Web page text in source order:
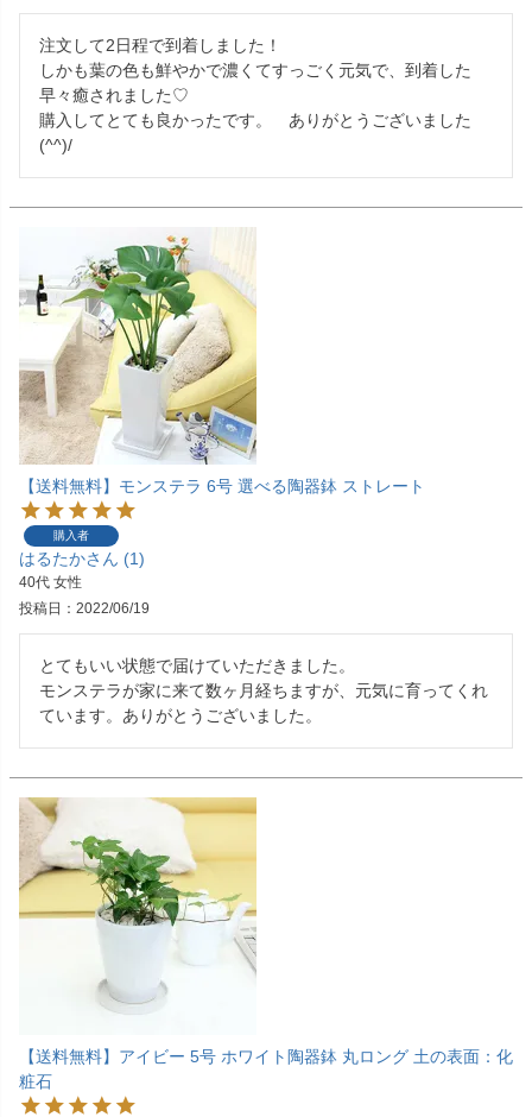
注文して2日程で到着しました！
しかも葉の色も鮮やかで濃くてすっごく元気で、到着した
早々癒されました♡
購入してとても良かったです。　ありがとうございました
(^^)/
【送料無料】モンステラ 6号 選べる陶器鉢 ストレート
購入者
はるたか 1
40代 女性
投稿日
2022/06/19
とてもいい状態で届けていただきました。
モンステラが家に来て数ヶ月経ちますが、元気に育ってくれ
ています。ありがとうございました。
【送料無料】アイビー 5号 ホワイト陶器鉢 丸ロング 土の表面：化
粧石